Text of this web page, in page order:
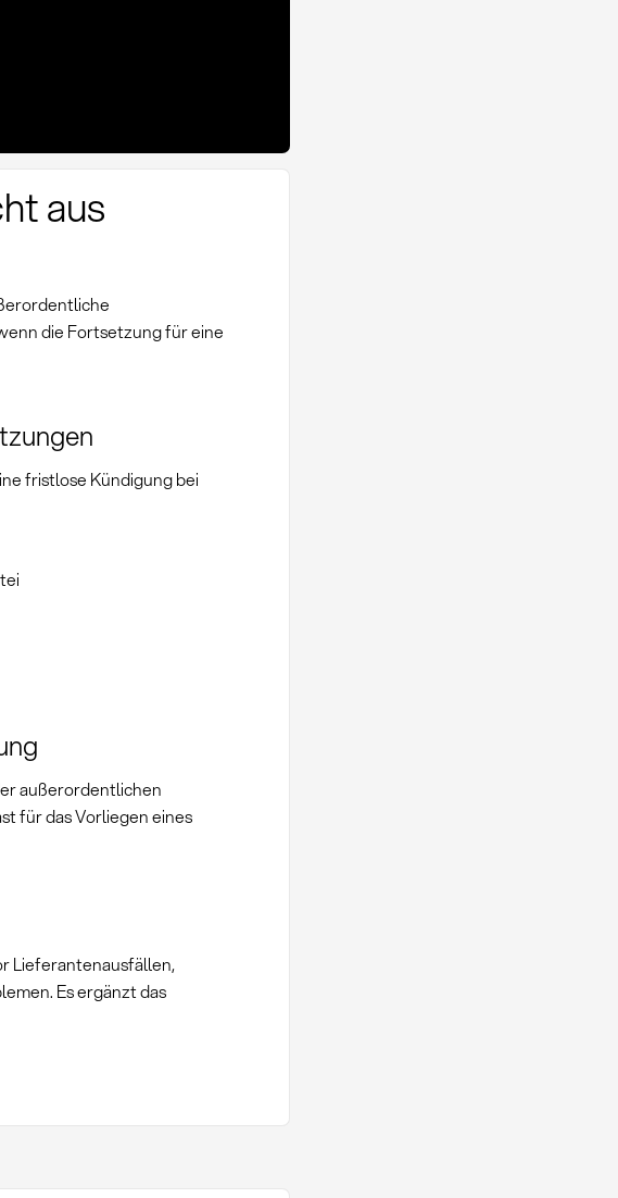
aus
die Fortsetzung für eine
fristlose Kündigung bei
außerordentlichen
für das Vorliegen eines
Lieferantenausfällen,
Es ergänzt das